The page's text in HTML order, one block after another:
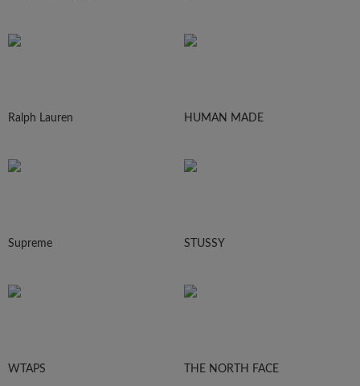
Ralph Lauren HUMAN MADE
Supreme STUSSY
WTAPS THE NORTH FACE